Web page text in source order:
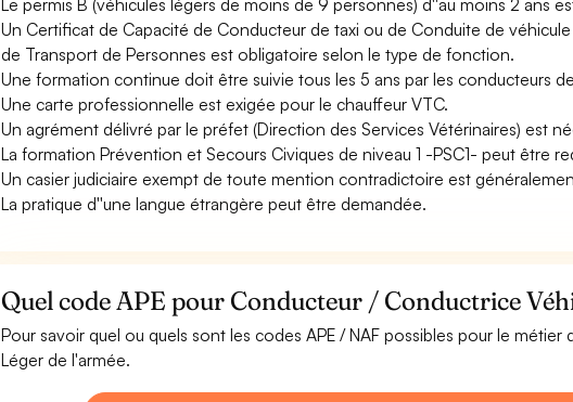
Le permis B (véhicules légers de moins de 9 personnes) d''au moins 2 ans
Un Certificat de Capacité de Conducteur de taxi ou de Conduite de
de Transport de Personnes est obligatoire selon le type de fonction.
Une formation continue doit être suivie tous les 5 ans par les conducteurs
Une carte professionnelle est exigée pour le chauffeur VTC.
Un agrément délivré par le préfet (Direction des Services Vétérinaires) est
La formation Prévention et Secours Civiques de niveau 1 -PSC1- peut être
Un casier judiciaire exempt de toute mention contradictoire est
La pratique d''une langue étrangère peut être demandée.
Quel code APE pour Conducteur / Conductrice
Pour savoir quel ou quels sont les codes APE / NAF possibles pour le
Léger de l'armée.